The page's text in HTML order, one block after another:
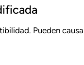
Pueden